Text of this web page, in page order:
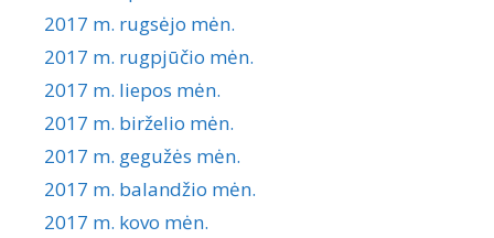
2017 m. rugsėjo mėn.
2017 m. rugpjūčio mėn.
2017 m. liepos mėn.
2017 m. birželio mėn.
2017 m. gegužės mėn.
2017 m. balandžio mėn.
2017 m. kovo mėn.